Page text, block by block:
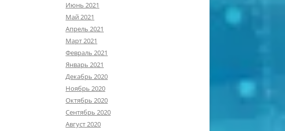
Июнь 2021
Май 2021
Апрель 2021
Март 2021
Февраль 2021
Январь 2021
Декабрь 2020
Ноябрь 2020
Октябрь 2020
Сентябрь 2020
Август 2020